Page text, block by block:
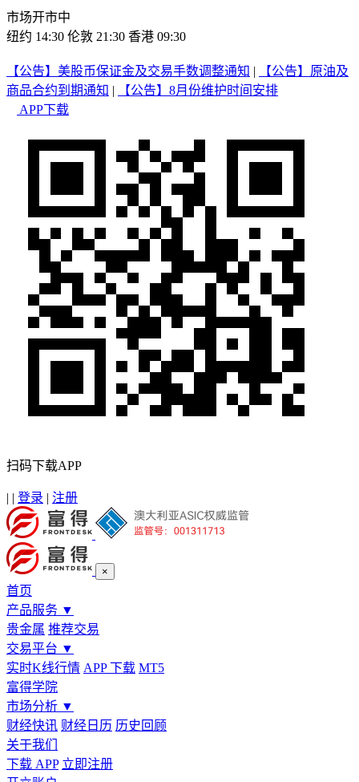
市场开市中
纽约 14:30 伦敦 21:30 香港 09:30
【公告】美股币保证金及交易手数调整通知 |
【公告】原油及
商品合约到期通知 |
【公告】8月份维护时间安排
APP下载
扫码下载APP
| | 登录 | 注册
×
首页
产品服务 ▼
贵金属 推荐交易
交易平台 ▼
实时K线行情 APP 下载 MT5
富得学院
市场分析 ▼
财经快讯 财经日历 历史回顾
关于我们
下载 APP 立即注册